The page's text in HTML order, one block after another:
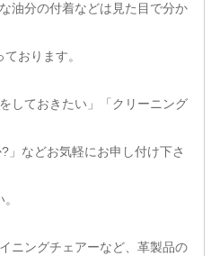
油分の付着などは見た目で分か
おります。
しておきたい」「クリーニング
」などお気軽にお申し付け下さ
。
ニングチェアーなど、革製品の